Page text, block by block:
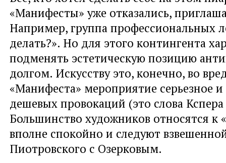
«Манифесты» уже отказались,
Например, группа профессиональных
делать?». Но для этого контингента
подменять эстетическую позицию
долгом. Искусству это, конечно, во
«Манифеста» мероприятие серьезное и
дешевых провокаций (это слова
Большинство художников относятся к
вполне спокойно и следуют
Пиотровского с Озерковым.